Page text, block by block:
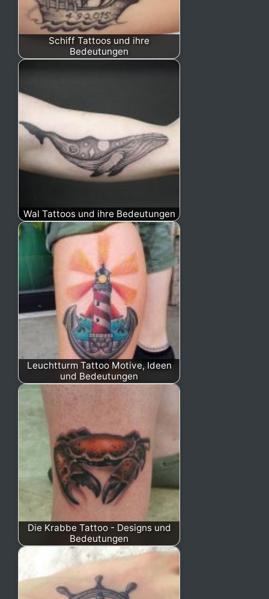
Schiff Tattoos und ihre
Bedeutungen
Wal Tattoos und ihre Bedeutungen
Leuchtturm Tattoo Motive, Ideen
und Bedeutungen
Die Krabbe Tattoo - Designs und
Bedeutungen